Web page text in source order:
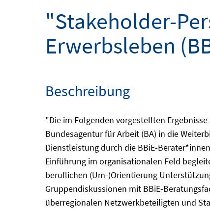
"Stakeholder-
Erwerbsleben
Beschreibung
"Die im Folgenden vorgestellten
Bundesagentur für Arbeit (BA) in die
Dienstleistung durch die BBiE-
Einführung im organisationalen Feld
beruflichen (Um-)Orientierung
Gruppendiskussionen mit BBiE-
überregionalen Netzwerkbeteiligten und